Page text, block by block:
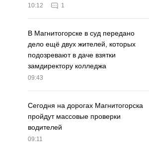
10:12 1
В Магнитогорске в суд передано
дело ещё двух жителей, которых
подозревают в даче взятки
замдиректору колледжа
09:43
Сегодня на дорогах Магнитогорска
пройдут массовые проверки
водителей
09:11